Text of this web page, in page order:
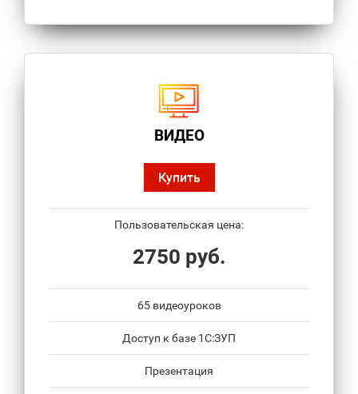
ВИДЕО
Купить
Пользовательская цена:
2750 руб.
65 видеоуроков
Доступ к базе 1С:ЗУП
Презентация